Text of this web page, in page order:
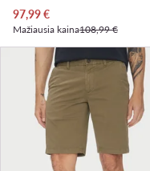
Dabartinė kaina
97,99€
Mažiausia kaina108,99 €